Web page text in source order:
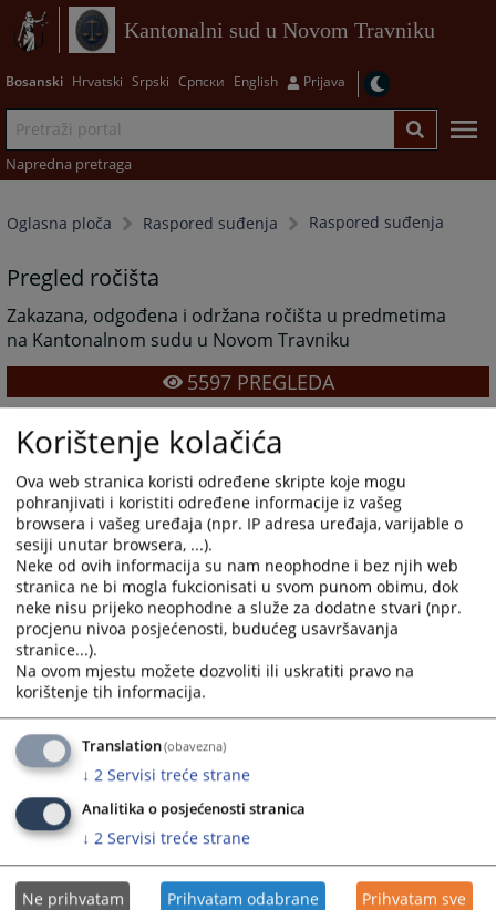
Kantonalni sud u Novom Travniku
Bosanski Hrvatski Srpski Српски English Prijava
Napredna pretraga
Oglasna ploča Raspored suđenja Raspored suđenja
Pregled ročišta
Zakazana, odgođena i održana ročišta u predmetima
na Kantonalnom sudu u Novom Travniku
5597PREGLEDA
Linkovi
Raspored
Korištenje kolačića
Ova web stranica koristi određene skripte koje mogu
pohranjivati i koristiti određene informacije iz vašeg
browsera i vašeg uređaja (npr. IP adresa uređaja, varijable o
sesiji unutar browsera, ...).
Neke od ovih informacija su nam neophodne i bez njih web
stranica ne bi mogla fukcionisati u svom punom obimu, dok
neke nisu prijeko neophodne a služe za dodatne stvari (npr.
procjenu nivoa posjećenosti, budućeg usavršavanja
stranice...).
Na ovom mjestu možete dozvoliti ili uskratiti pravo na
korištenje tih informacija.
Translation(obavezna)
↓ 2 Servisi treće strane
Analitika o posjećenosti stranica
↓ 2 Servisi treće strane
Ne prihvatam Prihvatam odabrane Prihvatam sve